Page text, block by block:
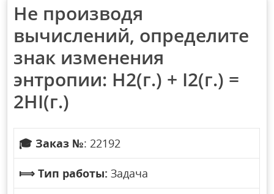
Не производя
вычислений, определите
знак изменения
энтропии: H2(г.) + I2(г.) =
2HI(г.)
🎓 Заказ №: 22192
⟾ Тип работы: Задача